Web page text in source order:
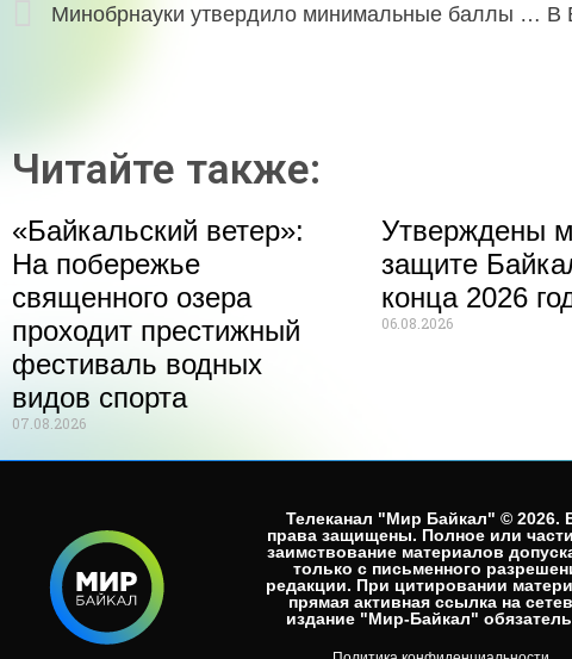
Минобрнауки утвердило минимальные баллы ЕГЭ для поступления в вузы в 2026 году
Читайте также:
«Байкальский ветер»:
На побережье
священного озера
проходит престижный
фестиваль водных
видов спорта
07.08.2026
Утверждены
защите
конца 2026
06.08.2026
Телеканал "Мир Байкал" © 2026.
права защищены. Полное или
заимствование материалов
только с письменного
редакции. При цитировании
прямая активная ссылка на
издание "Мир-Байкал"